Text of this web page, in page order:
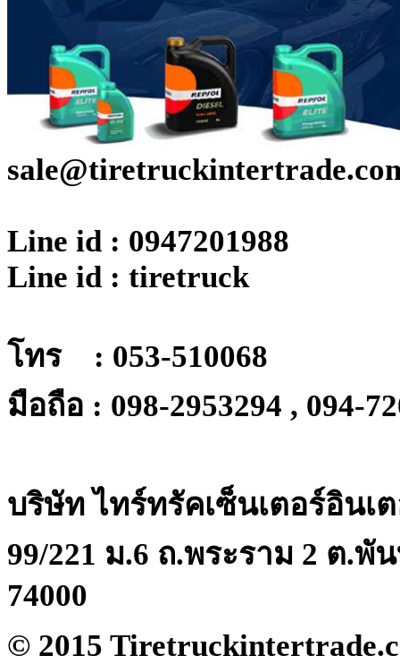
Line id : 0947201988
Line id : tiretruck
โทร : 053-510068
มือถือ : 098-2953294 , 094-
บริษัท ไทร์ทรัคเซ็นเตอร์อินเ
99/221 ม.6 ถ.พระราม 2 ต.พั
74000
© 2015